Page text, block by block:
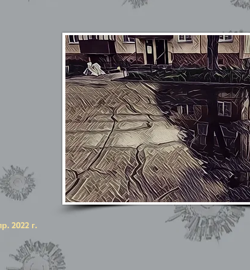
2022 г.